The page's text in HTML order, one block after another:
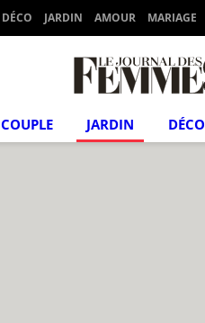
DÉCO JARDIN AMOUR MARIAGE
COUPLE JARDIN DÉCO